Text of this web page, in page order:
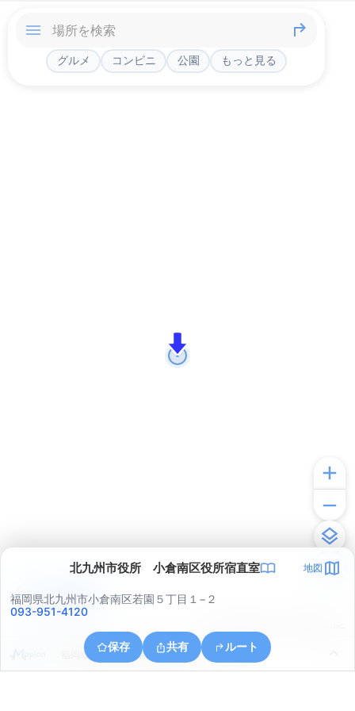
グルメ コンビニ 公園 もっと見る
北九州市役所 小倉南区役所宿直室 地図
福岡県北九州市小倉南区若園５丁目１−２
093-951-4120
保存 共有 ルート
福岡県北九州市小倉北区黒原３丁目１７
アプリで見る